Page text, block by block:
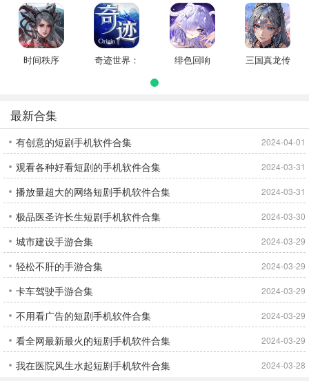
时间秩序
奇迹世界：
绯色回响 三国真龙传
最新合集
有创意的短剧手机软件合集 2024-04-01
观看各种好看短剧的手机软件合集 2024-03-31
播放量超大的网络短剧手机软件合集 2024-03-31
极品医圣许长生短剧手机软件合集 2024-03-30
城市建设手游合集 2024-03-29
轻松不肝的手游合集 2024-03-29
卡车驾驶手游合集 2024-03-29
不用看广告的短剧手机软件合集 2024-03-29
看全网最新最火的短剧手机软件合集 2024-03-29
我在医院风生水起短剧手机软件合集 2024-03-28